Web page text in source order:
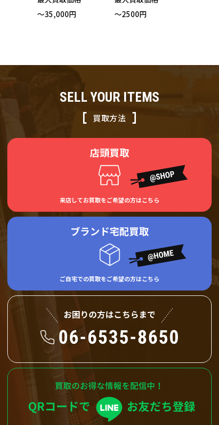
ック プリーツ サイ
～35,000円
9-173346 ベスト
～2500円
SELL YOUR ITEMS
買取方法
店頭買取
来店してお買取をご希望の方はこちら
ブランド宅配買取
ご自宅での買取をご希望の方はこちら